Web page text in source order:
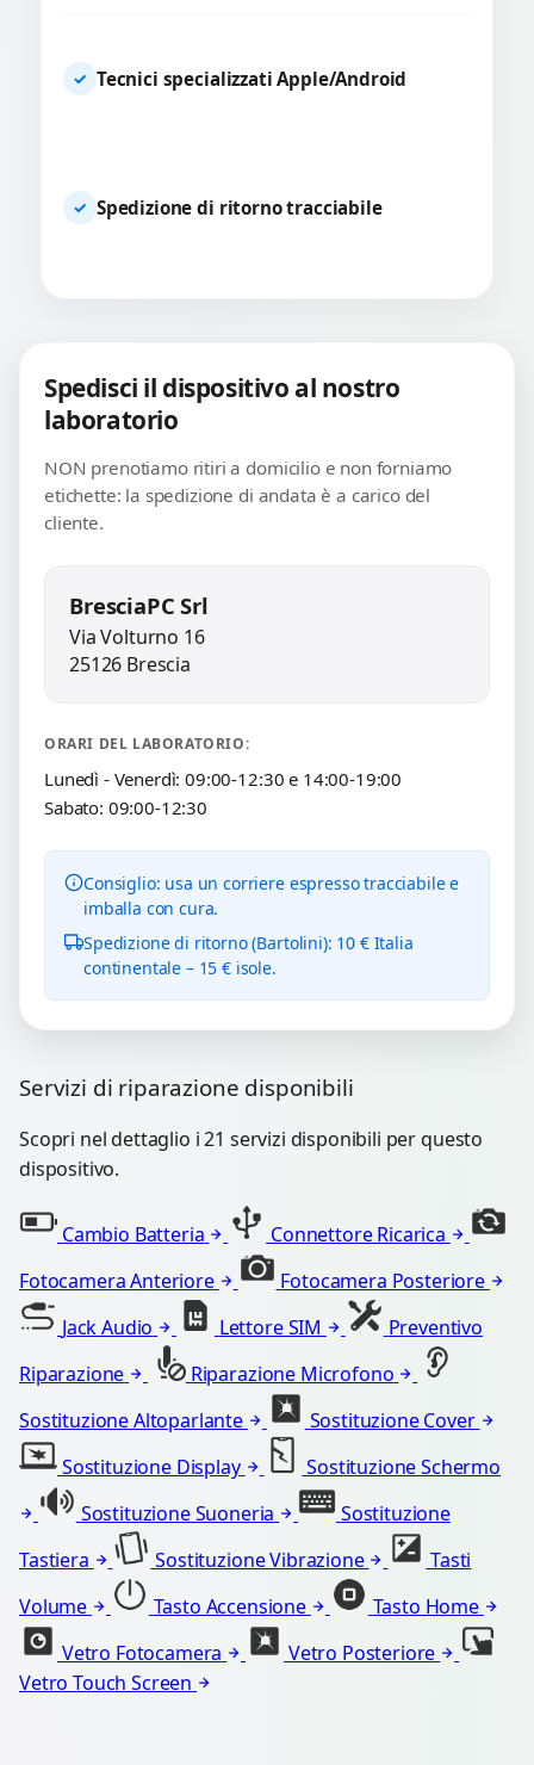
✓ Tecnici specializzati Apple/Android
✓ Spedizione di ritorno tracciabile
Spedisci il dispositivo al nostro
laboratorio
NON prenotiamo ritiri a domicilio e non forniamo
etichette: la spedizione di andata è a carico del
cliente.
BresciaPC Srl
Via Volturno 16
25126 Brescia
ORARI DEL LABORATORIO:
Lunedì - Venerdì: 09:00-12:30 e 14:00-19:00
Sabato: 09:00-12:30
Consiglio: usa un corriere espresso tracciabile e
imballa con cura.
Spedizione di ritorno (Bartolini): 10 € Italia
continentale – 15 € isole.
Servizi di riparazione disponibili
Scopri nel dettaglio i 21 servizi disponibili per questo
dispositivo.
Cambio Batteria
Connettore Ricarica
Fotocamera Anteriore
Fotocamera Posteriore
Jack Audio
Lettore SIM
Preventivo
Riparazione
Riparazione Microfono
Sostituzione Altoparlante
Sostituzione Cover
Sostituzione Display
Sostituzione Schermo
Sostituzione Suoneria
Sostituzione
Tastiera
Sostituzione Vibrazione
Tasti
Volume
Tasto Accensione
Tasto Home
Vetro Fotocamera
Vetro Posteriore
Vetro Touch Screen